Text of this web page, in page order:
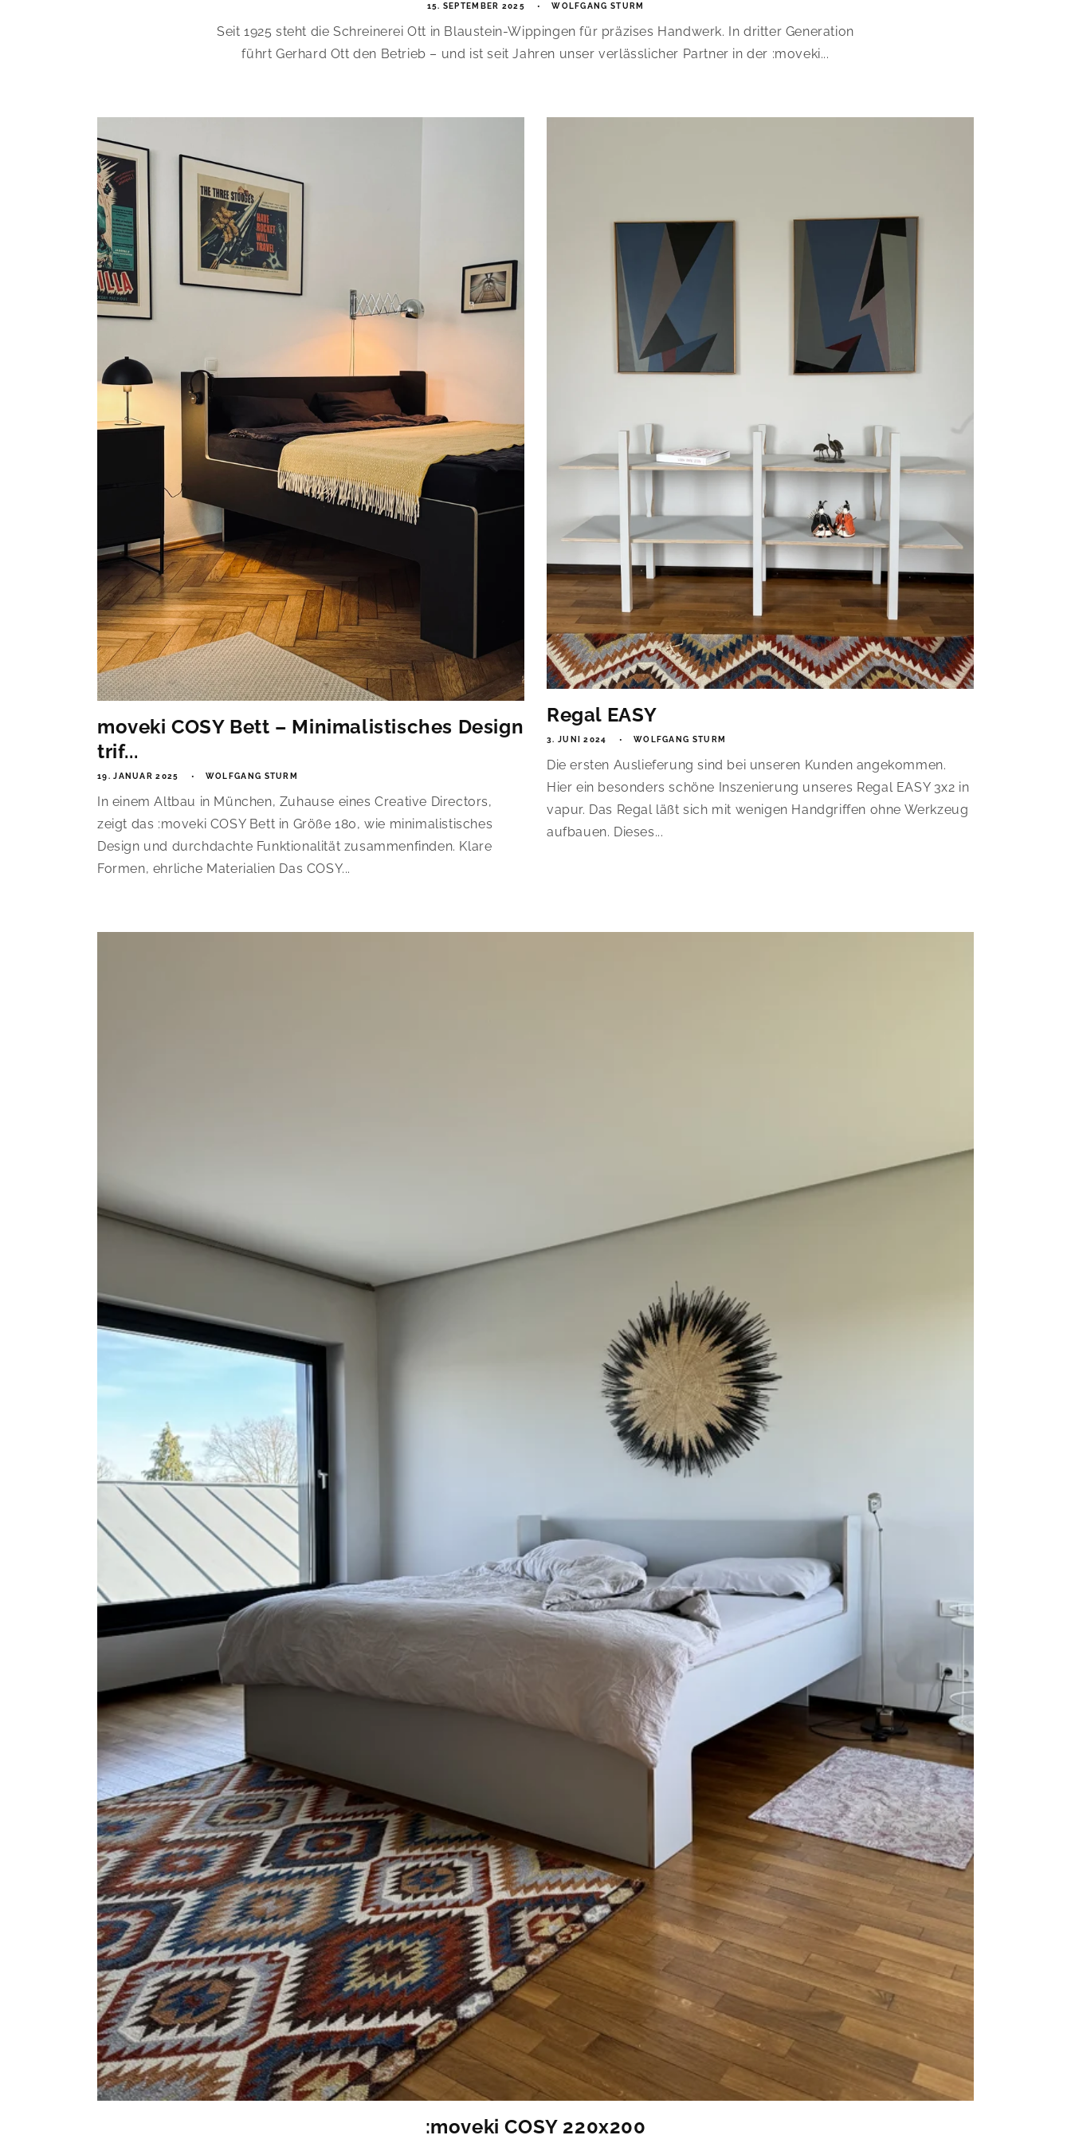
15. SEPTEMBER 2025 WOLFGANG STURM
Seit 1925 steht die Schreinerei Ott in Blaustein-Wippingen für präzises Handwerk. In dritter Generation
führt Gerhard Ott den Betrieb – und ist seit Jahren unser verlässlicher Partner in der :moveki...
moveki COSY Bett – Minimalistisches Design
trif...
19. JANUAR 2025 WOLFGANG STURM
In einem Altbau in München, Zuhause eines Creative Directors,
zeigt das :moveki COSY Bett in Größe 180, wie minimalistisches
Design und durchdachte Funktionalität zusammenfinden. Klare
Formen, ehrliche Materialien Das COSY...
Regal EASY
3. JUNI 2024 WOLFGANG STURM
Die ersten Auslieferung sind bei unseren Kunden angekommen.
Hier ein besonders schöne Inszenierung unseres Regal EASY 3x2 in
vapur. Das Regal läßt sich mit wenigen Handgriffen ohne Werkzeug
aufbauen. Dieses...
:moveki COSY 220x200